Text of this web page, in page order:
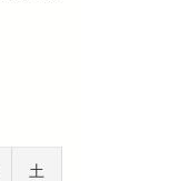
土